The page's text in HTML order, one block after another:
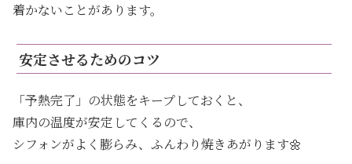
着かないことがあります。
安定させるためのコツ
「予熱完了」の状態をキープしておくと、
庫内の温度が安定してくるので、
シフォンがよく膨らみ、ふんわり焼きあがります🌼